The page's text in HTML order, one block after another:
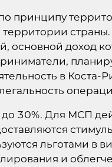
принципу
страны.
основной доход
в Коста-
до 30%. Для МСП
льготами в
и